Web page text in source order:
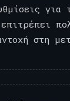
για
στη